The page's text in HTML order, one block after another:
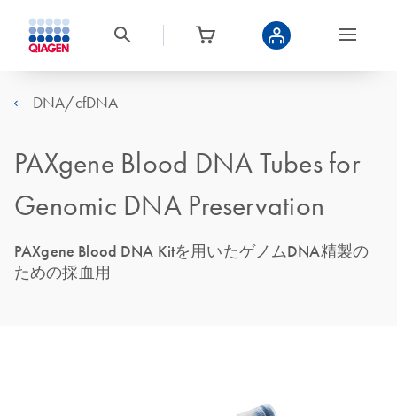
DNA/cfDNA
PAXgene Blood DNA Tubes for
Genomic DNA Preservation
PAXgene Blood DNA Kitを用いたゲノムDNA精製の
ための採血用